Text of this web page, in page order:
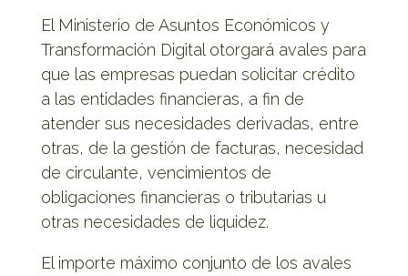
El Ministerio de Asuntos Económicos y
Transformación Digital otorgará avales para
que las empresas puedan solicitar crédito
a las entidades financieras, a fin de
atender sus necesidades derivadas, entre
otras, de la gestión de facturas, necesidad
de circulante, vencimientos de
obligaciones financieras o tributarias u
otras necesidades de liquidez.
El importe máximo conjunto de los avales